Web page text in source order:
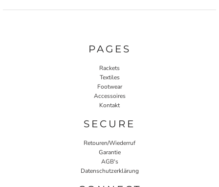
PAGES
Rackets
Textiles
Footwear
Accessoires
Kontakt
SECURE
Retouren/Wiederruf
Garantie
AGB's
Datenschutzerklärung